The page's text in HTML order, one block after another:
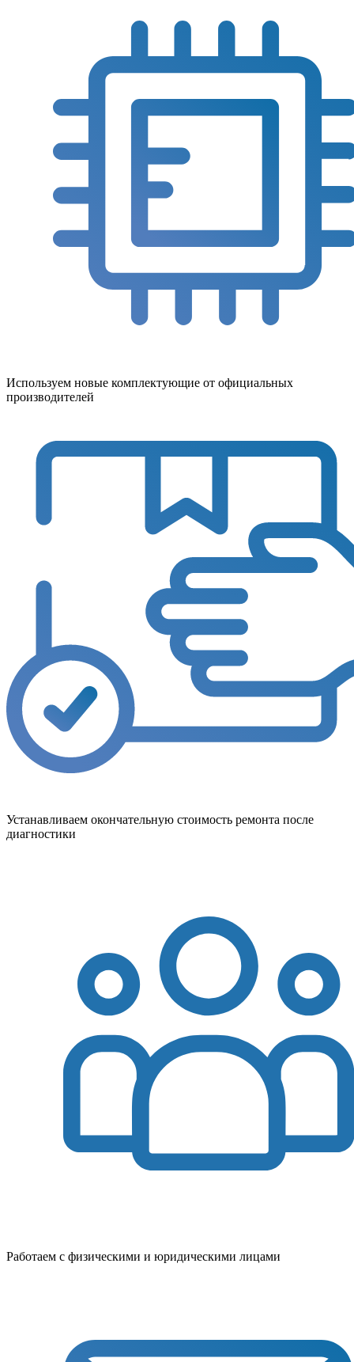
Используем новые комплектующие от официальных
производителей
Устанавливаем окончательную стоимость ремонта после
диагностики
Работаем с физическими и юридическими лицами